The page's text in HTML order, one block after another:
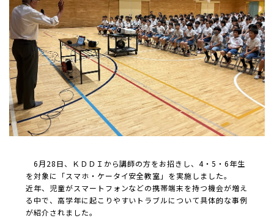
6月28日、ＫＤＤＩから講師の方をお招きし、4・5・6年生
を対象に「スマホ・ケータイ安全教室」を実施しました。
近年、児童がスマートフォンなどの携帯端末を持つ機会が増え
る中で、高学年に起こりやすいトラブルについて具体的な事例
が紹介されました。